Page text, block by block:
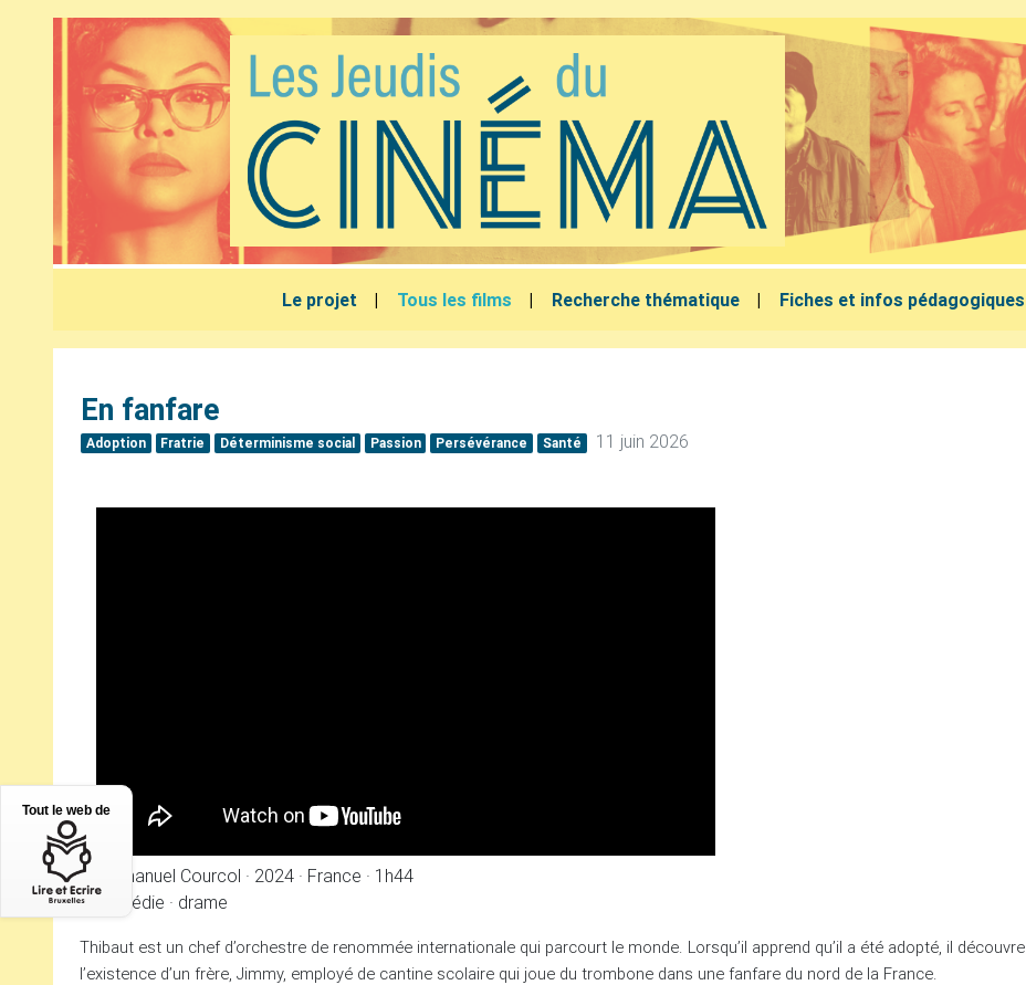
Le projet Tous les films Recherche thématique Fiches et infos pédagogiques
En fanfare
Adoption Fratrie Déterminisme social Passion Persévérance Santé 11 juin 2026
Emmanuel Courcol · 2024 · France · 1h44
comédie · drame
Thibaut est un chef d’orchestre de renommée internationale qui parcourt le monde. Lorsqu’il apprend qu’il a été adopté, il découvre
l’existence d’un frère, Jimmy, employé de cantine scolaire qui joue du trombone dans une fanfare du nord de la France.
Tout le web de